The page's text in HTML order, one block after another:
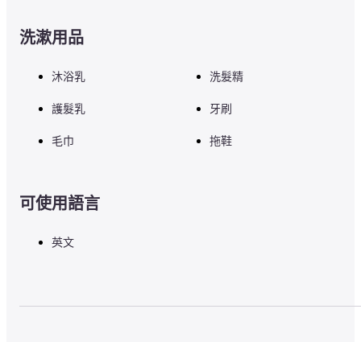
洗漱用品
沐浴乳 洗髮精
護髮乳 牙刷
毛巾 拖鞋
可使用語言
英文